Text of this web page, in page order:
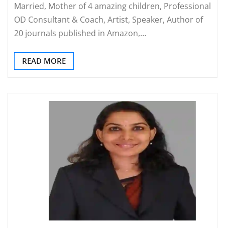
Married, Mother of 4 amazing children, Professional
OD Consultant & Coach, Artist, Speaker, Author of
20 journals published in Amazon,…
READ MORE